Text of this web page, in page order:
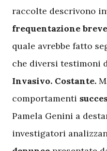
raccolte descrivono
frequentazione breve
quale avrebbe fatto
che diversi testimoni
Invasivo. Costante.
comportamenti
Pamela Genini a
investigatori